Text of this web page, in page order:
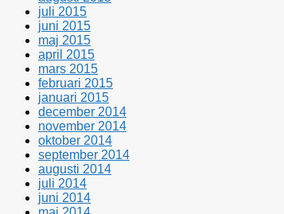
juli 2015
juni 2015
maj 2015
april 2015
mars 2015
februari 2015
januari 2015
december 2014
november 2014
oktober 2014
september 2014
augusti 2014
juli 2014
juni 2014